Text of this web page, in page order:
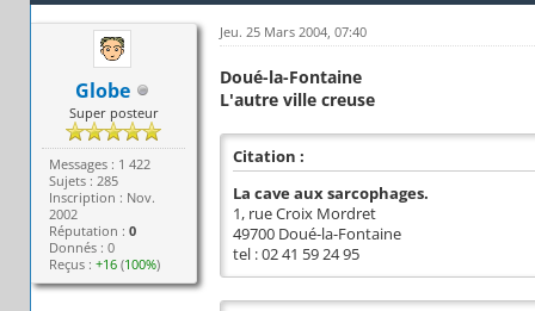
Globe
Super posteur
Messages : 1 422
Sujets : 285
Inscription : Nov.
2002
Réputation :0
Donnés : 0
Reçus :+16 (100%)
Jeu. 25 Mars 2004, 07:40
Doué-la-Fontaine
L'autre ville creuse
Citation :
La cave aux sarcophages.
1, rue Croix Mordret
49700 Doué-la-Fontaine
tel : 02 41 59 24 95